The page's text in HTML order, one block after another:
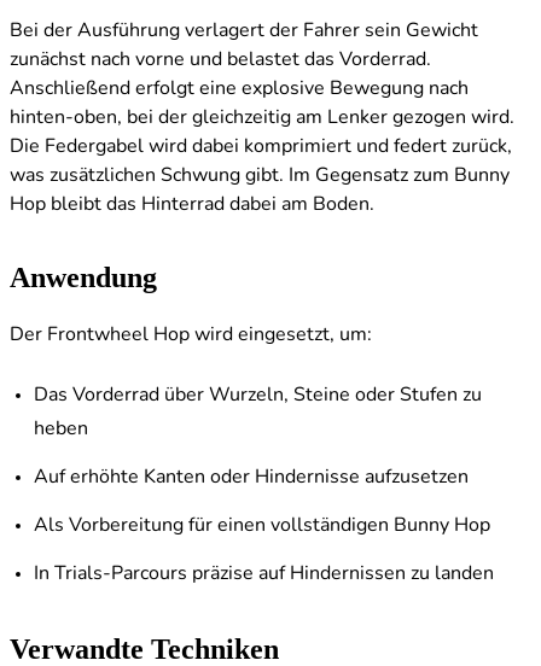
Bei der Ausführung verlagert der Fahrer sein Gewicht
zunächst nach vorne und belastet das Vorderrad.
Anschließend erfolgt eine explosive Bewegung nach
hinten-oben, bei der gleichzeitig am Lenker gezogen wird.
Die Federgabel wird dabei komprimiert und federt zurück,
was zusätzlichen Schwung gibt. Im Gegensatz zum Bunny
Hop bleibt das Hinterrad dabei am Boden.
Anwendung
Der Frontwheel Hop wird eingesetzt, um:
Das Vorderrad über Wurzeln, Steine oder Stufen zu
heben
Auf erhöhte Kanten oder Hindernisse aufzusetzen
Als Vorbereitung für einen vollständigen Bunny Hop
In Trials-Parcours präzise auf Hindernissen zu landen
Verwandte Techniken